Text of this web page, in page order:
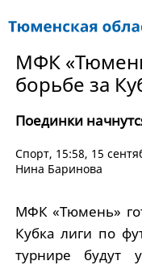
МФК
борьбе за
Поединки
Спорт, 15:58, 15
Нина Баринова
МФК «Тюмень»
Кубка лиги по
турнире будут